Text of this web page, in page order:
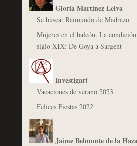
Gloria Martínez Leiva
Se busca: Raimundo de Madrazo
Mujeres en el balcón. La
siglo XIX: De Goya a Sargent
Investigart
Vacaciones de verano 2023
Felices Fiestas 2022
Jaime Belmonte de la Haza